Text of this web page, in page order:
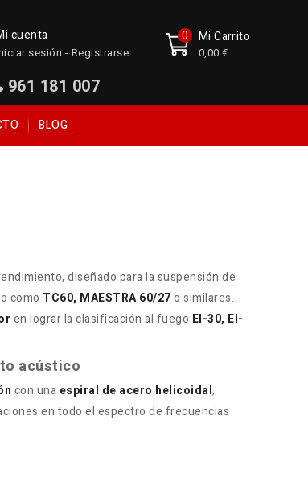
Mi Carrito
0
0,00 €
cuenta
sesión - Registrarse
961 181 007
BLOG
diseñado para la suspensión de
como TC60, MAESTRA 60/27o similares.
en lograr la clasificación al fuego EI-30, EI-
acústico
con una espiral de acero helicoidal,
en todo el espectro de frecuencias